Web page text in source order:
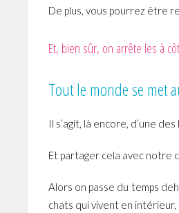
De plus, vous pourrez être
Et, bien sûr, on arrête les à
Tout le monde se met
Il s’agit, là encore, d’une
Et partager cela avec notre
Alors on passe du temps
chats qui vivent en